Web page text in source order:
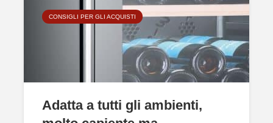
CONSIGLI PER GLI ACQUISTI
Adatta a tutti gli ambienti,